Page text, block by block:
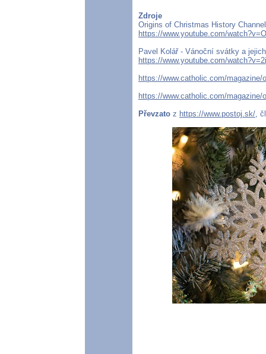
Zdroje
Origins of Christmas History
https://www.youtube.com/
Pavel Kolář - Vánoční svátky a
https://www.youtube.com/
https://www.catholic.com/magazine/
https://www.catholic.com/
Převzato z https://www.postoj.sk/,